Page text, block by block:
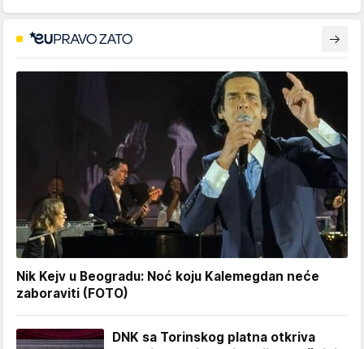
Nik Kejv u Beogradu: Noć koju Kalemegdan neće
zaboraviti (FOTO)
DNK sa Torinskog platna otkriva